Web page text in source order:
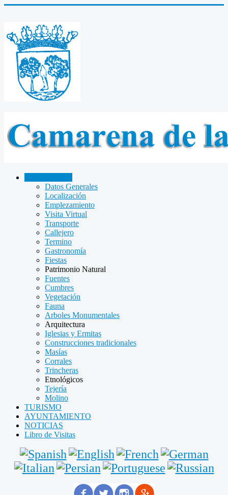
Datos Generales
Localización
Emplezamiento
Visita Virtual
Transporte
Callejero
Termino
Gastronomía
Fiestas
Patrimonio Natural
Fuentes
Cumbres
Vegetación
Fauna
Arboles Monumentales
Arquitectura
Iglesias y Ermitas
Construcciones tradicionales
Masías
Corrales
Trincheras
Etnológicos
Tejería
Molino
TURISMO
AYUNTAMIENTO
NOTICIAS
Libro de Visitas